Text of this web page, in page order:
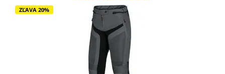
ZĽAVA 20%